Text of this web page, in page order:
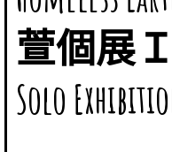
萱個展Ｉ
Solo